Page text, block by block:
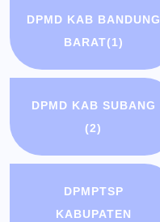
DPMD KAB BANDUNG
BARAT(1)
DPMD KAB SUBANG
(2)
DPMPTSP
KABUPATEN